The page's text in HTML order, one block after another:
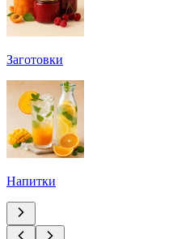
Заготовки
Напитки